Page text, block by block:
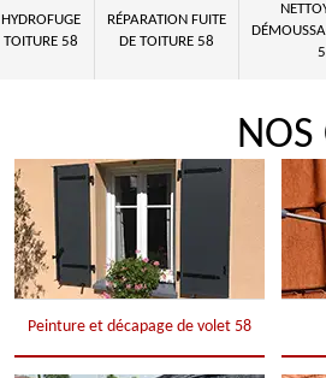
HYDROFUGE
TOITURE 58
RÉPARATION FUITE
DE TOITURE 58
NOS
Peinture et décapage de volet 58